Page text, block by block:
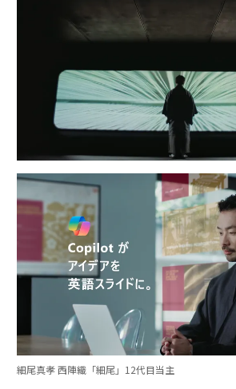
細尾真孝 西陣織「細尾」12代目当主